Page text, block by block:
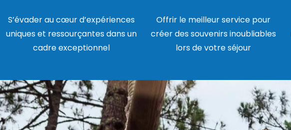
S’évader au cœur d’expériences
uniques et ressourçantes dans un
cadre exceptionnel
Offrir le meilleur service pour
créer des souvenirs inoubliables
lors de votre séjour